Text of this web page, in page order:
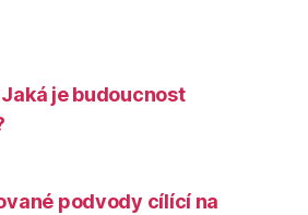
je budoucnost
podvody cílící na